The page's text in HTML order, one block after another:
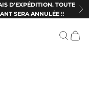
D'EXPÉDITION. TOUTE
SERA ANNULÉE ‼️